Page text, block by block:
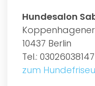
Hundesalon
10437 Berlin
Tel.: 03026038147
zum